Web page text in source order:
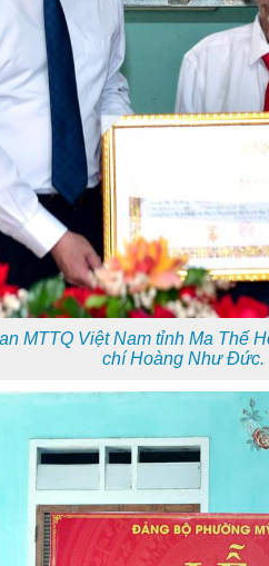
MTTQ Việt Nam tỉnh Ma Thế
chí Hoàng Như Đức.